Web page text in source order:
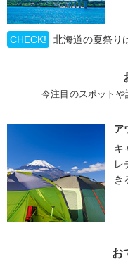
CHECK! 北海道の夏祭り
今注目のスポット
ア
キ
レ
き
お